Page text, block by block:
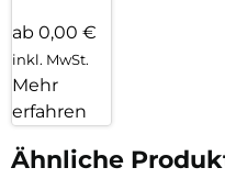
ab 0,00 €
inkl. MwSt.
Mehr
erfahren
Ähnliche